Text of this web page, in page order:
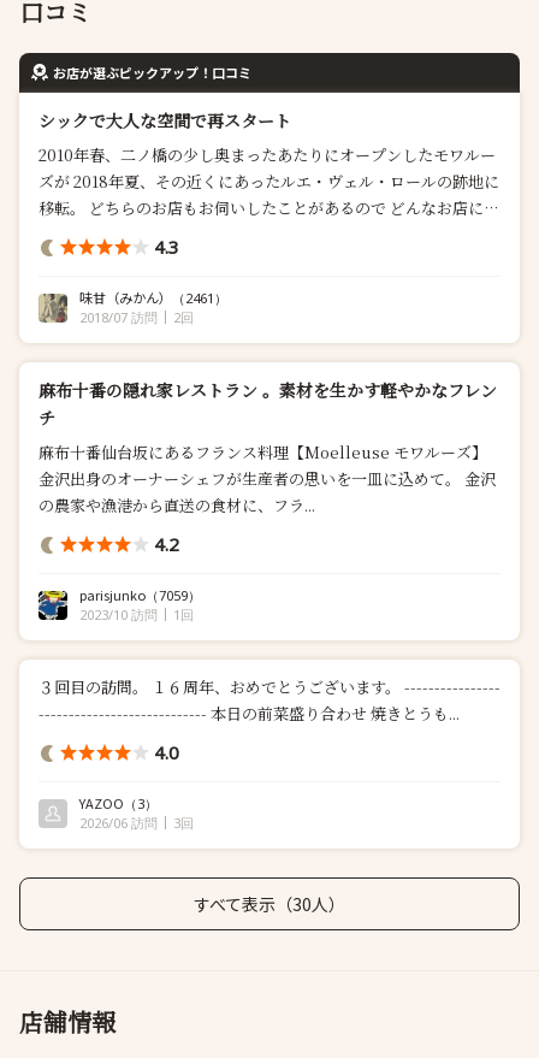
口コミ
お店が選ぶピックアップ！口コミ
シックで大人な空間で再スタート
2010年春、二ノ橋の少し奥まったあたりにオープンしたモワルー
ズが 2018年夏、その近くにあったルエ・ヴェル・ロールの跡地に
移転。 どちらのお店もお伺いしたことがあるので どんなお店に生
まれ変わったかを拝見しに行きました。 お店： 元々のお店をベー
スに少し改装されていましたが 私が好きだった、階段を上がると
突然お店が広がる空間はそのままで ダークでシックな店内は相変
わら...
4.3
味甘（みかん）
（2461）
2018/07 訪問
2回
麻布十番の隠れ家レストラン 。素材を生かす軽やかなフレン
チ
麻布十番仙台坂にあるフランス料理【Moelleuse モワルーズ】
金沢出身のオーナーシェフが生産者の思いを一皿に込めて。 金沢
の農家や漁港から直送の食材に、フラ...
4.2
parisjunko （7059）
2023/10 訪問
1回
３回目の訪問。 １６周年、おめでとうございます。 ----------------
---------------------------- 本日の前菜盛り合わせ 焼きとうも...
4.0
YAZOO （3）
2026/06 訪問
3回
すべて表示（30人）
店舗情報